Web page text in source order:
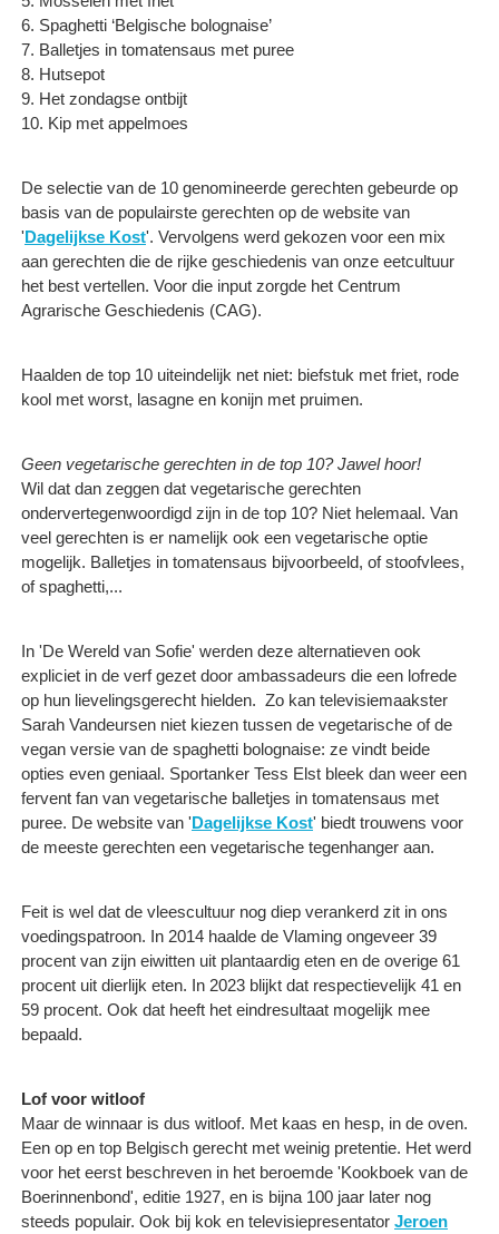
6. Spaghetti ‘Belgische bolognaise’
7. Balletjes in tomatensaus met puree
8. Hutsepot
9. Het zondagse ontbijt
10. Kip met appelmoes
De selectie van de 10 genomineerde gerechten gebeurde op
basis van de populairste gerechten op de website van
'Dagelijkse Kost'. Vervolgens werd gekozen voor een mix
aan gerechten die de rijke geschiedenis van onze eetcultuur
het best vertellen. Voor die input zorgde het Centrum
Agrarische Geschiedenis (CAG).
Haalden de top 10 uiteindelijk net niet: biefstuk met friet, rode
kool met worst, lasagne en konijn met pruimen. ​
Geen vegetarische gerechten in de top 10? Jawel hoor!
Wil dat dan zeggen dat vegetarische gerechten
ondervertegenwoordigd zijn in de top 10? Niet helemaal. Van
veel gerechten is er namelijk ook een vegetarische optie
mogelijk. Balletjes in tomatensaus bijvoorbeeld, of stoofvlees,
of spaghetti,...
In 'De Wereld van Sofie' werden deze alternatieven ook
expliciet in de verf gezet door ambassadeurs die een lofrede
op hun lievelingsgerecht hielden. Zo kan televisiemaakster
Sarah Vandeursen niet kiezen tussen de vegetarische of de
vegan versie van de spaghetti bolognaise: ze vindt beide
opties even geniaal. Sportanker Tess Elst bleek dan weer een
fervent fan van vegetarische balletjes in tomatensaus met
puree. De website van 'Dagelijkse Kost' biedt trouwens voor
de meeste gerechten een vegetarische tegenhanger aan.
Feit is wel dat de vleescultuur nog diep verankerd zit in ons
voedingspatroon. In 2014 haalde de Vlaming ongeveer 39
procent van zijn eiwitten uit plantaardig eten en de overige 61
procent uit dierlijk eten. In 2023 blijkt dat respectievelijk 41 en
59 procent. Ook dat heeft het eindresultaat mogelijk mee
bepaald.
Lof voor witloof
Maar de winnaar is dus witloof. Met kaas en hesp, in de oven.
Een op en top Belgisch gerecht met weinig pretentie. Het werd
voor het eerst beschreven in het beroemde 'Kookboek van de
Boerinnenbond', editie 1927, en is bijna 100 jaar later nog
steeds populair. Ook bij kok en televisiepresentator Jeroen